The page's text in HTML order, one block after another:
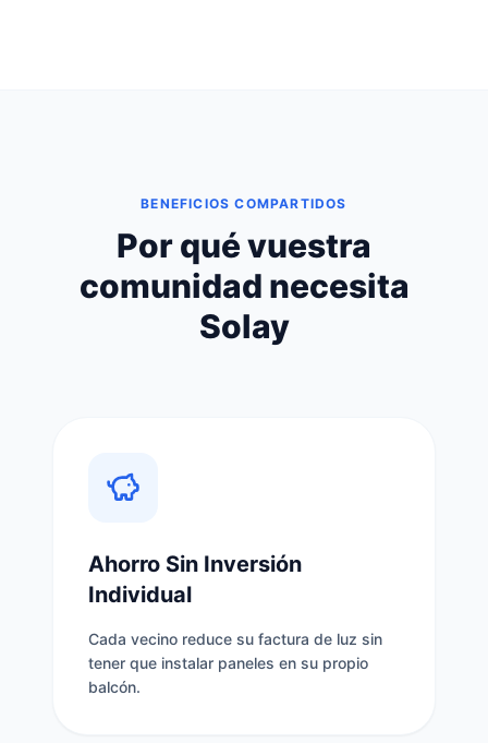
BENEFICIOS COMPARTIDOS
Por qué vuestra
comunidad necesita
Solay
Ahorro Sin Inversión
Individual
Cada vecino reduce su factura de luz sin
tener que instalar paneles en su propio
balcón.